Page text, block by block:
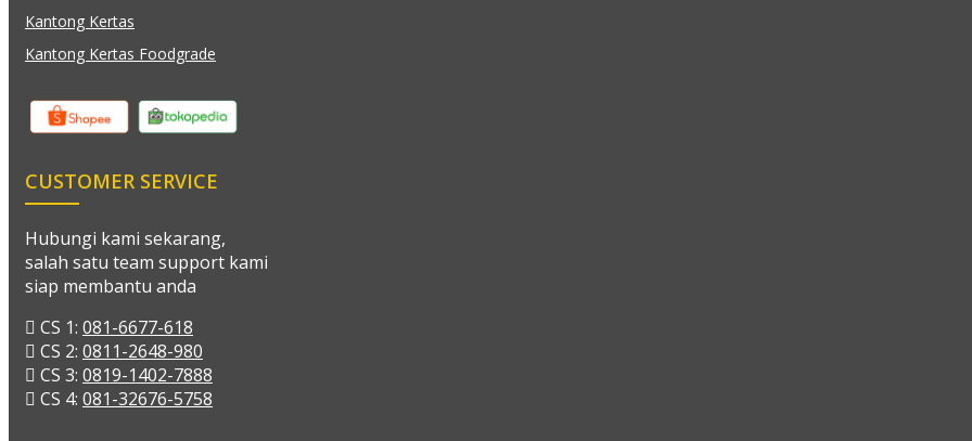
Kantong Kertas
Kantong Kertas Foodgrade
CUSTOMER SERVICE
Hubungi kami sekarang,
salah satu team support kami
siap membantu anda
CS 1: 081-6677-618
CS 2: 0811-2648-980
CS 3: 0819-1402-7888
CS 4: 081-32676-5758